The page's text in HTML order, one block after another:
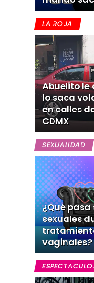
LA ROJA
Abuelito le
lo saca
en calles
CDMX
SEXUALIDAD
¿Qué
sexuales
vaginales?